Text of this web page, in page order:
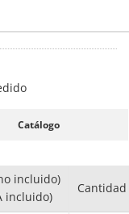
Catálogo
incluido)
incluido)